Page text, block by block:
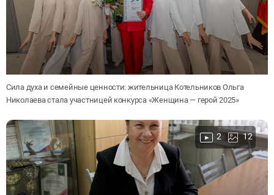
Сила духа и семейные ценности: жительница Котельников Ольга
Николаева стала участницей конкурса «Женщина — герой 2025»
2 12